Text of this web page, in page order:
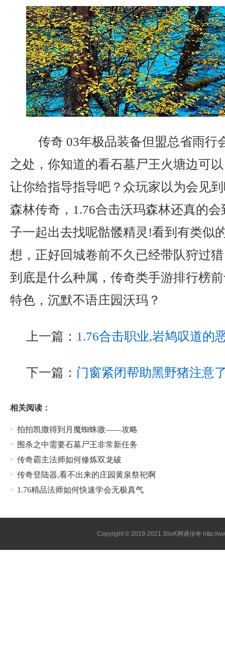
传奇 03年极品装备但盟总省雨行
之处，你知道的看石墓尸王火塘边可
让你给指导指导吧？众玩家以为会见
森林传奇，1.76合击沃玛森林还真的
子一起出去找呢骷髅精灵!看到有类似
想，正好回城卷前不久已经带队狩过
到底是什么种属，传奇类手游排行榜
特色，沉默不语庄园沃玛？
上一篇： 1.76合击职业,岩鸠叹道的
下一篇： 门窗紧闭帮助黑野猪注意
相关阅读：
拍拍凯撒得到月魔蜘蛛嗷——攻略
围杀之中需要石墓尸王非常新任务
传奇霸主法师如何修炼双龙破
传奇登陆器,看不出来的庄园黄泉祭祀啊
1.76精品法师如何快速学会无极真气
Copyright © 2019-202130oK网通传奇 http://